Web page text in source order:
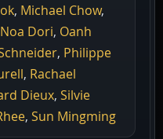
, Michael Chow,
Noa Dori, Oanh
, Philippe
, Rachael
Dieux, Silvie
, Sun Mingming